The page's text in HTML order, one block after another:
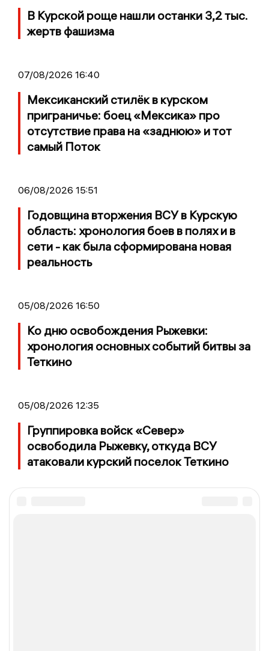
В Курской роще нашли останки 3,2 тыс.
жертв фашизма
07/08/2026 16:40
Мексиканский стилёк в курском
приграничье: боец «Мексика» про
отсутствие права на «заднюю» и тот
самый Поток
06/08/2026 15:51
Годовщина вторжения ВСУ в Курскую
область: хронология боев в полях и в
сети - как была сформирована новая
реальность
05/08/2026 16:50
Ко дню освобождения Рыжевки:
хронология основных событий битвы за
Теткино
05/08/2026 12:35
Группировка войск «Север»
освободила Рыжевку, откуда ВСУ
атаковали курский поселок Теткино